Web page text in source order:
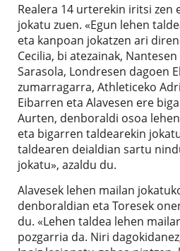
Realera 14 urterekin iritsi zen
jokatu zuen. «Egun lehen
eta kanpoan jokatzen ari
Cecilia, bi atezainak,
Sarasola, Londresen dagoen
zumarragarra, Athleticeko
Eibarren eta Alavesen ere
Aurten, denboraldi osoa
eta bigarren taldearekin
taldearen deialdian sartu
jokatu», azaldu du.
Alavesek lehen mailan
denboraldian eta Toresek
du. «Lehen taldea lehen
pozgarria da. Niri